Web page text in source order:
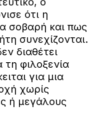
ότι η
σοβαρή και πως
συνεχίζονται.
διαθέτει
φιλοξενία
για μια
χωρίς
ή μεγάλους